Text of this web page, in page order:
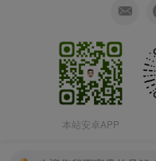
本站安卓APP